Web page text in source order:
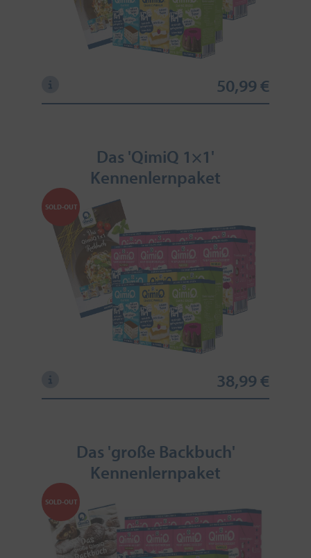
50,99 €
Das 'QimiQ 1×1'
Kennenlernpaket
SOLD-OUT
38,99 €
Das 'große Backbuch'
Kennenlernpaket
SOLD-OUT